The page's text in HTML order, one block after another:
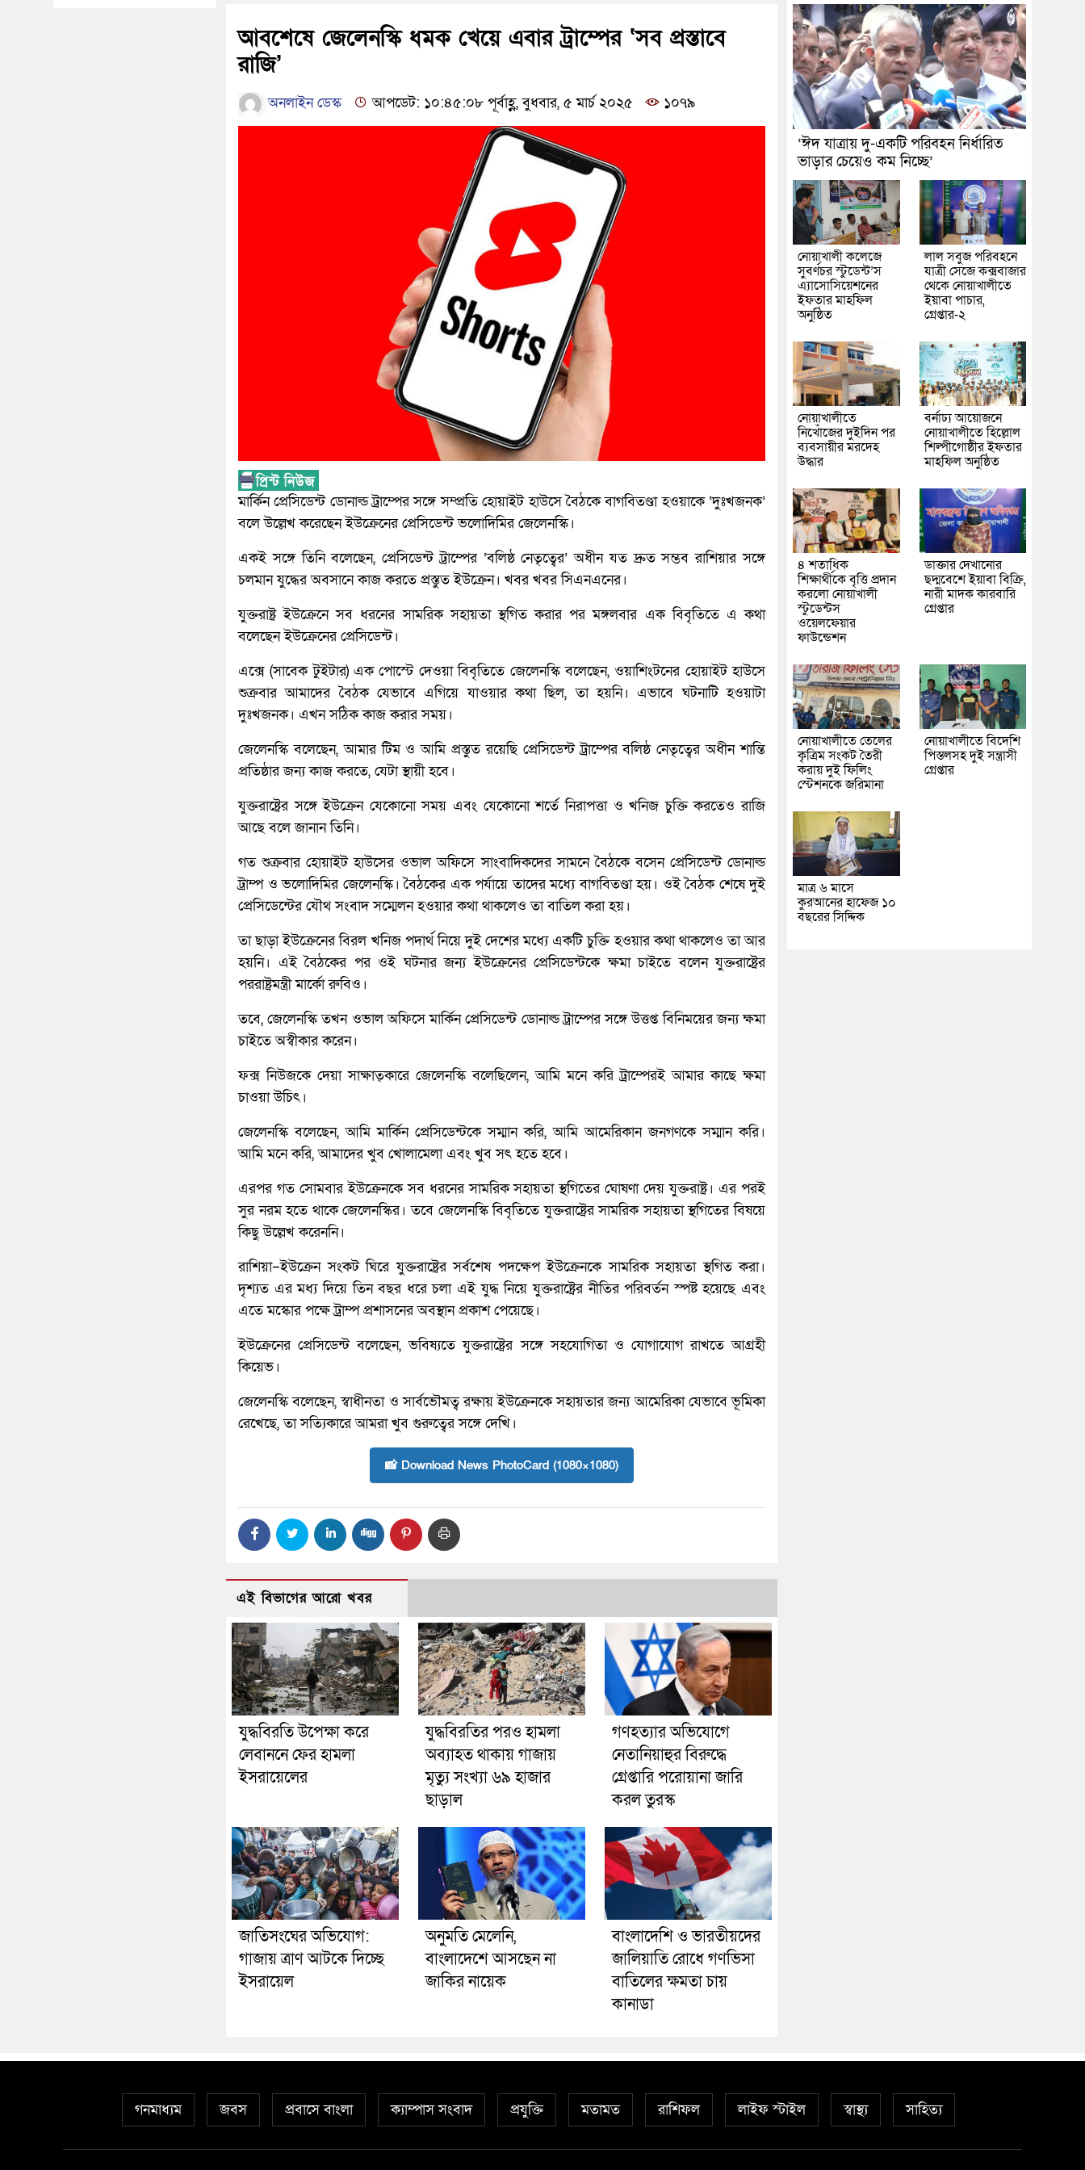
আবশেষে জেলেনস্কি ধমক খেয়ে এবার ট্রাম্পের ‘সব প্রস্তাবে
রাজি’
অনলাইন ডেস্ক আপডেট: ১০:৪৫:০৮ পূর্বাহ্ণ, বুধবার, ৫ মার্চ ২০২৫ ১০৭৯
মার্কিন প্রেসিডেন্ট ডোনাল্ড ট্রাম্পের সঙ্গে সম্প্রতি হোয়াইট হাউসে বৈঠকে বাগবিতণ্ডা হওয়াকে ‘দুঃখজনক’
বলে উল্লেখ করেছেন ইউক্রেনের প্রেসিডেন্ট ভলোদিমির জেলেনস্কি।
একই সঙ্গে তিনি বলেছেন, প্রেসিডেন্ট ট্রাম্পের ‘বলিষ্ঠ নেতৃত্বের’ অধীন যত দ্রুত সম্ভব রাশিয়ার সঙ্গে
চলমান যুদ্ধের অবসানে কাজ করতে প্রস্তুত ইউক্রেন। খবর খবর সিএনএনের।
যুক্তরাষ্ট্র ইউক্রেনে সব ধরনের সামরিক সহায়তা স্থগিত করার পর মঙ্গলবার এক বিবৃতিতে এ কথা
বলেছেন ইউক্রেনের প্রেসিডেন্ট।
এক্সে (সাবেক টুইটার) এক পোস্টে দেওয়া বিবৃতিতে জেলেনস্কি বলেছেন, ওয়াশিংটনের হোয়াইট হাউসে
শুক্রবার আমাদের বৈঠক যেভাবে এগিয়ে যাওয়ার কথা ছিল, তা হয়নি। এভাবে ঘটনাটি হওয়াটা
দুঃখজনক। এখন সঠিক কাজ করার সময়।
জেলেনস্কি বলেছেন, আমার টিম ও আমি প্রস্তুত রয়েছি প্রেসিডেন্ট ট্রাম্পের বলিষ্ঠ নেতৃত্বের অধীন শান্তি
প্রতিষ্ঠার জন্য কাজ করতে, যেটা স্থায়ী হবে।
যুক্তরাষ্ট্রের সঙ্গে ইউক্রেন যেকোনো সময় এবং যেকোনো শর্তে নিরাপত্তা ও খনিজ চুক্তি করতেও রাজি
আছে বলে জানান তিনি।
গত শুক্রবার হোয়াইট হাউসের ওভাল অফিসে সাংবাদিকদের সামনে বৈঠকে বসেন প্রেসিডেন্ট ডোনাল্ড
ট্রাম্প ও ভলোদিমির জেলেনস্কি। বৈঠকের এক পর্যায়ে তাদের মধ্যে বাগবিতণ্ডা হয়। ওই বৈঠক শেষে দুই
প্রেসিডেন্টের যৌথ সংবাদ সম্মেলন হওয়ার কথা থাকলেও তা বাতিল করা হয়।
তা ছাড়া ইউক্রেনের বিরল খনিজ পদার্থ নিয়ে দুই দেশের মধ্যে একটি চুক্তি হওয়ার কথা থাকলেও তা আর
হয়নি। এই বৈঠকের পর ওই ঘটনার জন্য ইউক্রেনের প্রেসিডেন্টকে ক্ষমা চাইতে বলেন যুক্তরাষ্ট্রের
পররাষ্ট্রমন্ত্রী মার্কো রুবিও।
তবে, জেলেনস্কি তখন ওভাল অফিসে মার্কিন প্রেসিডেন্ট ডোনাল্ড ট্রাম্পের সঙ্গে উত্তপ্ত বিনিময়ের জন্য ক্ষমা
চাইতে অস্বীকার করেন।
ফক্স নিউজকে দেয়া সাক্ষাত্কারে জেলেনস্কি বলেছিলেন, আমি মনে করি ট্রাম্পেরই আমার কাছে ক্ষমা
চাওয়া উচিৎ।
জেলেনস্কি বলেছেন, আমি মার্কিন প্রেসিডেন্টকে সম্মান করি, আমি আমেরিকান জনগণকে সম্মান করি।
আমি মনে করি, আমাদের খুব খোলামেলা এবং খুব সৎ হতে হবে।
এরপর গত সোমবার ইউক্রেনকে সব ধরনের সামরিক সহায়তা স্থগিতের ঘোষণা দেয় যুক্তরাষ্ট্র। এর পরই
সুর নরম হতে থাকে জেলেনস্কির। তবে জেলেনস্কি বিবৃতিতে যুক্তরাষ্ট্রের সামরিক সহায়তা স্থগিতের বিষয়ে
কিছু উল্লেখ করেননি।
রাশিয়া–ইউক্রেন সংকট ঘিরে যুক্তরাষ্ট্রের সর্বশেষ পদক্ষেপ ইউক্রেনকে সামরিক সহায়তা স্থগিত করা।
দৃশ্যত এর মধ্য দিয়ে তিন বছর ধরে চলা এই যুদ্ধ নিয়ে যুক্তরাষ্ট্রের নীতির পরিবর্তন স্পষ্ট হয়েছে এবং
এতে মস্কোর পক্ষে ট্রাম্প প্রশাসনের অবস্থান প্রকাশ পেয়েছে।
ইউক্রেনের প্রেসিডেন্ট বলেছেন, ভবিষ্যতে যুক্তরাষ্ট্রের সঙ্গে সহযোগিতা ও যোগাযোগ রাখতে আগ্রহী
কিয়েভ।
জেলেনস্কি বলেছেন, স্বাধীনতা ও সার্বভৌমত্ব রক্ষায় ইউক্রেনকে সহায়তার জন্য আমেরিকা যেভাবে ভূমিকা
রেখেছে, তা সত্যিকারে আমরা খুব গুরুত্বের সঙ্গে দেখি।
📸 Download News PhotoCard (1080×1080)
এই বিভাগের আরো খবর
যুদ্ধবিরতি উপেক্ষা করে
লেবাননে ফের হামলা
ইসরায়েলের
যুদ্ধবিরতির পরও হামলা
অব্যাহত থাকায় গাজায়
মৃত্যু সংখ্যা ৬৯ হাজার
ছাড়াল
গণহত্যার অভিযোগে
নেতানিয়াহুর বিরুদ্ধে
গ্রেপ্তারি পরোয়ানা জারি
করল তুরস্ক
জাতিসংঘের অভিযোগ:
গাজায় ত্রাণ আটকে দিচ্ছে
ইসরায়েল
অনুমতি মেলেনি,
বাংলাদেশে আসছেন না
জাকির নায়েক
বাংলাদেশি ও ভারতীয়দের
জালিয়াতি রোধে গণভিসা
বাতিলের ক্ষমতা চায়
কানাডা
‘ঈদ যাত্রায় দু-একটি পরিবহন নির্ধারিত
ভাড়ার চেয়েও কম নিচ্ছে’
নোয়াখালী কলেজে
সুবর্ণচর স্টুডেন্ট’স
এ্যাসোসিয়েশনের
ইফতার মাহফিল
অনুষ্ঠিত
লাল সবুজ পরিবহনে
যাত্রী সেজে কক্সবাজার
থেকে নোয়াখালীতে
ইয়াবা পাচার,
গ্রেপ্তার-২
নোয়াখালীতে
নিখোঁজের দুইদিন পর
ব্যবসায়ীর মরদেহ
উদ্ধার
বর্নাঢ্য আয়োজনে
নোয়াখালীতে হিল্লোল
শিল্পীগোষ্ঠীর ইফতার
মাহফিল অনুষ্ঠিত
৪ শতাধিক
শিক্ষার্থীকে বৃত্তি প্রদান
করলো নোয়াখালী
স্টুডেন্টস
ওয়েলফেয়ার
ফাউন্ডেশন
ডাক্তার দেখানোর
ছদ্মবেশে ইয়াবা বিক্রি,
নারী মাদক কারবারি
গ্রেপ্তার
নোয়াখালীতে তেলের
কৃত্রিম সংকট তৈরী
করায় দুই ফিলিং
স্টেশনকে জরিমানা
নোয়াখালীতে বিদেশি
পিস্তলসহ দুই সন্ত্রাসী
গ্রেপ্তার
মাত্র ৬ মাসে
কুরআনের হাফেজ ১০
বছরের সিদ্দিক
গনমাধ্যম জবস প্রবাসে বাংলা ক্যাম্পাস সংবাদ প্রযুক্তি মতামত রাশিফল লাইফ স্টাইল স্বাস্থ্য সাহিত্য